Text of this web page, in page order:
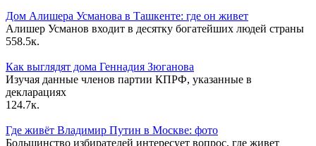
Дом Алишера Усманова в Ташкенте: где он живет
Алишер Усманов входит в десятку богатейших людей страны
558.5к.
Как выглядят дома Геннадия Зюганова
Изучая данные членов партии КПРФ, указанные в
декларациях
124.7к.
Где живёт Владимир Путин в Москве: фото
Большинство избирателей интересует вопрос, где живет